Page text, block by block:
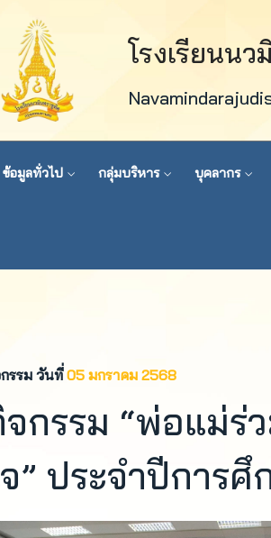
โรงเรียนน
ข้อมูลทั่วไป กลุ่มบริหาร บุคลากร
รรม วันที่05 มกราคม 2568
กรรม “พ่อแม่
” ประจำปีการศึ